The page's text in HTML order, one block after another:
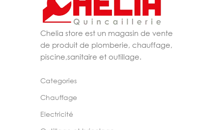
Chelia store est un magasin de vente
de produit de plomberie, chauffage,
piscine,sanitaire et outillage.
Categories
Chauffage
Electricité